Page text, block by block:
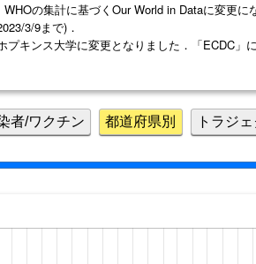
の集計に基づくOur World in Dataに変更
3/9まで)．
キンス大学に変更となりました．「ECDC」
者/ワクチン 都道府県別 トラジ